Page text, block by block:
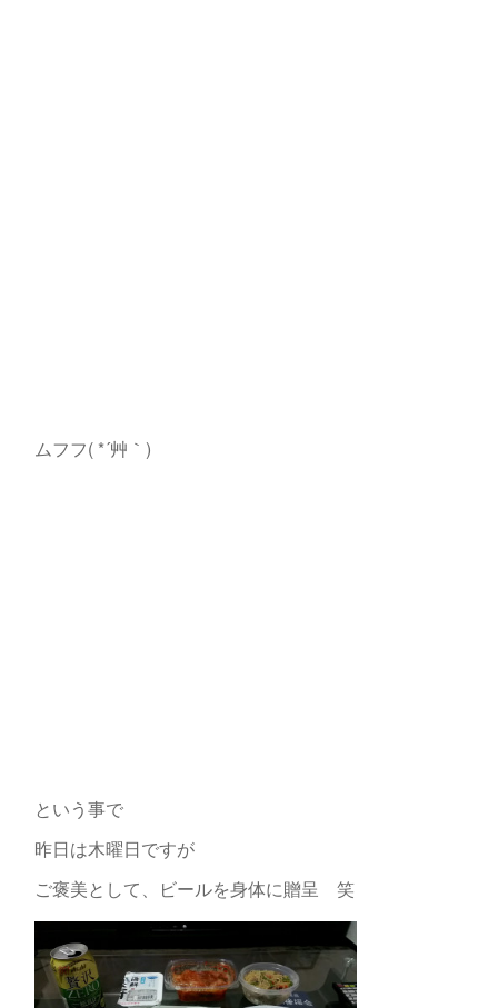
ムフフ( *´艸｀)
という事で
昨日は木曜日ですが
ご褒美として、ビールを身体に贈呈 笑